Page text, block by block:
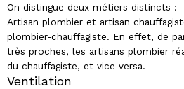
On distingue deux métiers distincts :
Artisan plombier et artisan
plombier-chauffagiste. En effet, de
très proches, les artisans plombier
du chauffagiste, et vice versa.
Ventilation